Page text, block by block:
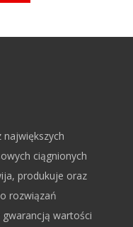
największych
ciągnionych
produkuje oraz
rozwiązań
wartości